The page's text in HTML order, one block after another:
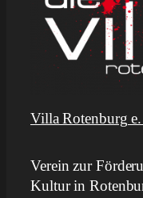
Villa Rotenburg
Verein zur
Kultur in